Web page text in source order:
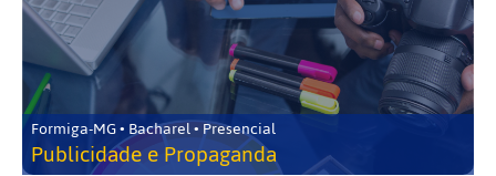
Formiga-MG • Bacharel • Presencial
Publicidade e Propaganda